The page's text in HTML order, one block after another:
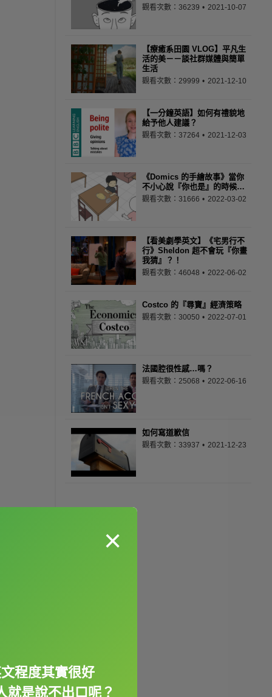
觀看次數：36239 2021-10-07
【療癒系田園 VLOG】平凡生
活的美－－談社群媒體與簡單
生活
觀看次數：29999 2021-12-10
【一分鐘英語】如何有禮貌地
給予他人建議？
觀看次數：37264 2021-12-03
《Domics 的手繪故事》當你
不小心說『你也是』的時候…
觀看次數：31666 2022-03-02
【看美劇學英文】《宅男行不
行》Sheldon 超不會玩『你畫
我猜』？！
觀看次數：46048 2022-06-02
Costco 的『尋寶』經濟策略
觀看次數：30050 2022-07-01
法國腔很性感…嗎？
觀看次數：25068 2022-06-16
如何寫道歉信
觀看次數：33937 2021-12-23
×
程度其實很好
就是說不出口呢？